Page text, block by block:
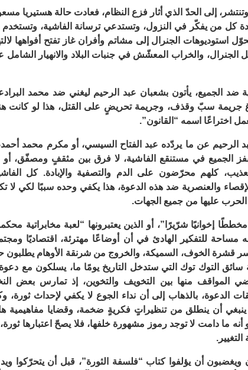
إلى الحدّ الذي أثار فزع النظام، فعادت حالة هستيريا
كل من يفكّر في النزول، وتستدعي ترسانة الفاشية،
استوديوهات الجنرال إلى مشاتم وأفران غاز تفتح أفواهها
والخراب المعشّش في جنبات البلاد والانهيار الشامل
ضد الجميع، يأتون بشعبان عبد الرحيم ليغني ضد محمد
جريمة سبّ وقذف، وجريمة تحريضٍ على القتل، هذا لو كانت
اختراعًا اسمه “القانون”.
الرحيم عن ما يردّده عبد الفتاح السيسي، أو مكرم محمد
الجميع في مستنقع الفاشية، لا فرق بين مثقفٍ ومصفّق، أو
كلهم محرّضون على الدم والتصفية والإبادة. كل
والعنصرية ضد هذه الدعوة، هذا يكفي وحده سببًا لكي لا
عليها من جميع الجهات.
إخوانيًا شرّيرًا”، أو الذين يعتبرونها “لعبة مخابراتية
للتفكير الهادئ في أن أوضاعًا مهترئة، اقتصاديًا
قشرة الخوف، السميكة، والخروج من شرنقة الأوهام يطلبون
سائق التوك توك التي ستدخل التاريخ يومًا ما، يسلكون مع
المواقف منها بين التخويف والتخوين، إذ تمارس بعض
الدعوة، بالذهاب إلى أن نداء الجوع لا يكفي لإحداث ثورة،
أن ينطلق من تنظيراتٍ فكريةٍ ضخمة، وقضايا مفاهيمية
ما دامت لا توجد رموز مشهورة خلفها، فلا يصحّ اعتبارها ثورة،
أن يؤلفوا كتاب “فلسفة الثورة”، قبل أن يتحرّكوا